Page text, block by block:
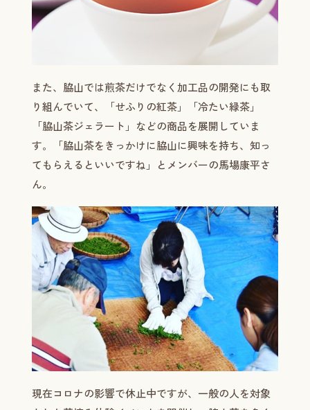
また、脇山では煎茶だけでなく加工品の開発にも取
り組んでいて、「せふりの紅茶」「冷たい緑茶」
「脇山茶ジェラート」などの商品を展開していま
す。「脇山茶をきっかけに脇山に興味を持ち、知っ
てもらえるといいですね」とメンバーの馬場康平さ
ん。
現在コロナの影響で休止中ですが、一般の人を対象